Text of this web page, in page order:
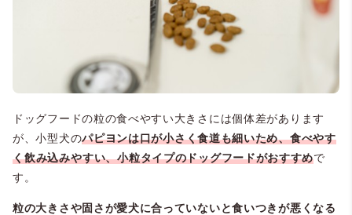
ドッグフードの粒の食べやすい大きさには個体差があります
が、小型犬のパピヨンは口が小さく食道も細いため、食べやす
く飲み込みやすい、小粒タイプのドッグフードがおすすめで
す。
粒の大きさや固さが愛犬に合っていないと食いつきが悪くなる